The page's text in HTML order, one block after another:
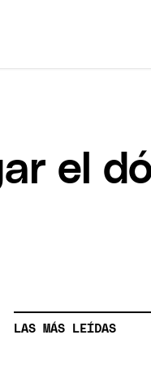
el
LAS MÁS LEÍDAS